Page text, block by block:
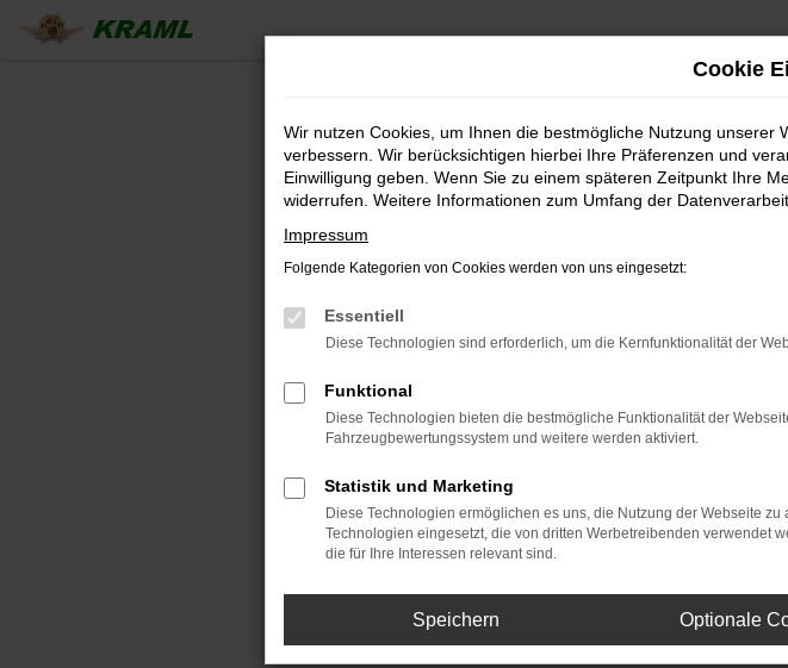
Zum
Cookie
Wir nutzen Cookies, um Ihnen die bestmögliche Nutzung
verbessern. Wir berücksichtigen hierbei Ihre Präferenzen und
Einwilligung geben. Wenn Sie zu einem späteren Zeitpunkt Ihre
widerrufen. Weitere Informationen zum Umfang der
Impressum
Folgende Kategorien von Cookies werden von uns eingesetzt:
Essentiell
Diese Technologien sind erforderlich, um die Kernfunktionalität der
Funktional
Diese Technologien bieten die bestmögliche Funktionalität der
Fahrzeugbewertungssystem und weitere werden aktiviert.
Statistik und Marketing
Diese Technologien ermöglichen es uns, die Nutzung der Webseite
Technologien eingesetzt, die von dritten Werbetreibenden verwendet
die für Ihre Interessen relevant sind.
Speichern Optionale